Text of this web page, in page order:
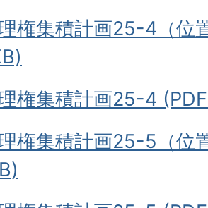
権集積計画25-4（位
権集積計画25-4
権集積計画25-5（位